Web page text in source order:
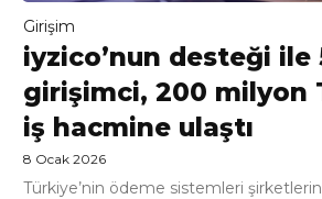
Girişim
iyzico’nun desteği ile
girişimci, 200 milyon
iş hacmine ulaştı
8 Ocak 2026
Türkiye’nin ödeme sistemleri